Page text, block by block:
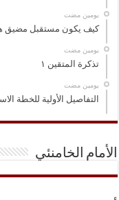
‏يومين مضت
كيف يكون مستقبل مضيق
‏يومين مضت
تذكرة المتقين ١
‏يومين مضت
التفاصيل الأولية للخطة
الأمام الخامنئي